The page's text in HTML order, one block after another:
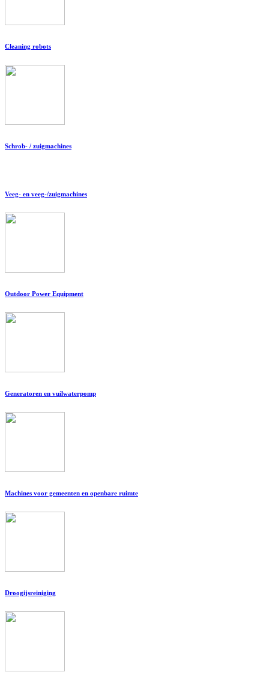
Cleaning robots
Schrob- / zuigmachines
Veeg- en veeg-/zuigmachines
Outdoor Power Equipment
Generatoren en vuilwaterpomp
Machines voor gemeenten en openbare ruimte
Droogijsreiniging